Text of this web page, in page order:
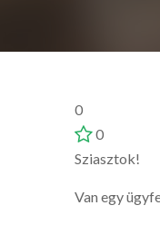
0
0
Sziasztok!
Van egy